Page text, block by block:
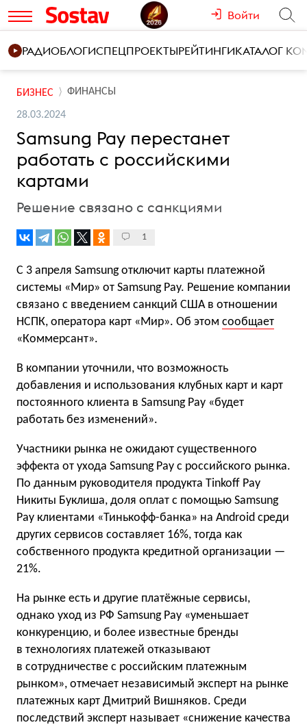
Войти
РАДИОБЛОГИСПЕЦПРОЕКТЫРЕЙТИНГИКАТАЛОГ
БИЗНЕС ФИНАНСЫ
28.03.2024
Samsung Pay перестанет
работать с российскими
картами
Решение связано с санкциями
1
С 3 апреля Samsung отключит карты платежной
системы «Мир» от Samsung Pay. Решение компании
связано с введением санкций США в отношении
НСПК, оператора карт «Мир». Об этом сообщает
«Коммерсант».
В компании уточнили, что возможность
добавления и использования клубных карт и карт
постоянного клиента в Samsung Pay «будет
работать без изменений».
Участники рынка не ожидают существенного
эффекта от ухода Samsung Pay с российского рынка.
По данным руководителя продукта Tinkoff Pay
Никиты Буклиша, доля оплат с помощью Samsung
Pay клиентами «Тинькофф-банка» на Android среди
других сервисов составляет 16%, тогда как
собственного продукта кредитной организации —
21%.
На рынке есть и другие платёжные сервисы,
однако уход из РФ Samsung Pay «уменьшает
конкуренцию, и более известные бренды
в технологиях платежей отказывают
в сотрудничестве с российским платежным
рынком», отмечает независимый эксперт на рынке
платежных карт Дмитрий Вишняков. Среди
последствий эксперт называет «снижение качества